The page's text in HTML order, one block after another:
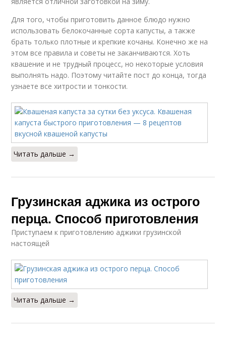
Для того, чтобы приготовить данное блюдо нужно
использовать белокочанные сорта капусты, а также
брать только плотные и крепкие кочаны. Конечно же на
этом все правила и советы не заканчиваются. Хоть
квашение и не трудный процесс, но некоторые условия
выполнять надо. Поэтому читайте пост до конца, тогда
узнаете все хитрости и тонкости.
Читать дальше →
Грузинская аджика из острого
перца. Способ приготовления
Приступаем к приготовлению аджики грузинской
настоящей
Читать дальше →